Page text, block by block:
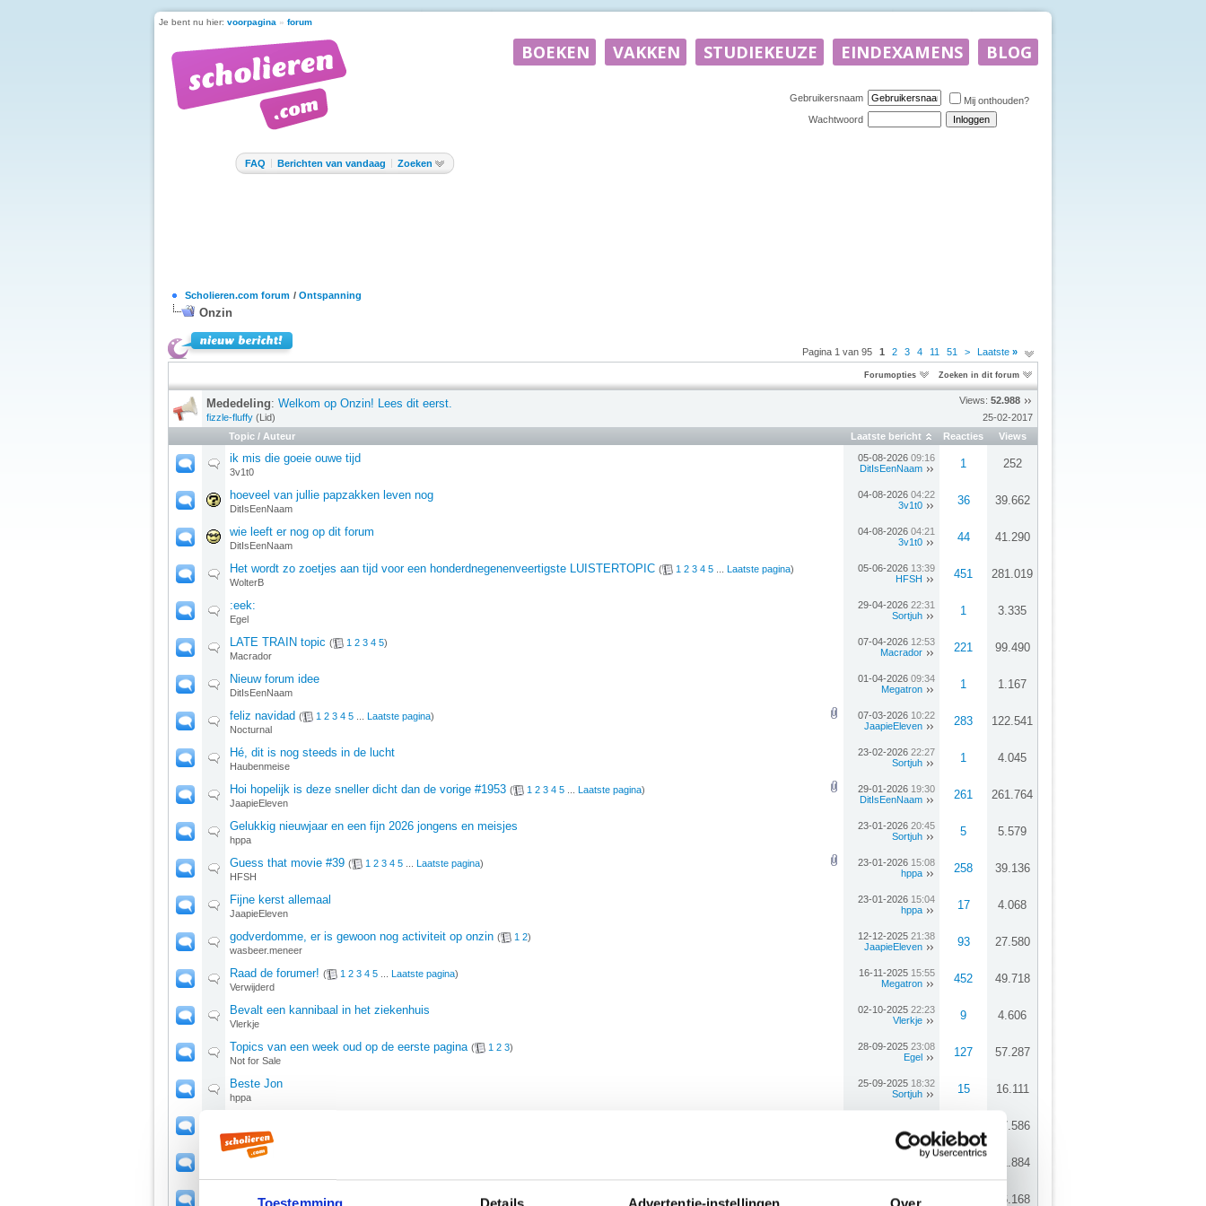
Je bent nu hier: voorpagina » forum
Gebruikersnaam
Mij onthouden?
Wachtwoord
FAQ Berichten van vandaag Zoeken
Scholieren.com forum / Ontspanning
Onzin
Pagina 1 van 95 1 2 3 4 11 51 > Laatste »
Forumopties Zoeken in dit forum
Views: 52.988
Mededeling: Welkom op Onzin! Lees dit eerst.
25-02-2017
fizzle-fluffy (Lid)
Topic / Auteur Laatste bericht Reacties Views
ik mis die goeie ouwe tijd
3v1t0
05-08-2026 09:16
DitIsEenNaam
1 252
hoeveel van jullie papzakken leven nog
DitIsEenNaam
04-08-2026 04:22
3v1t0
36 39.662
wie leeft er nog op dit forum
DitIsEenNaam
04-08-2026 04:21
3v1t0
44 41.290
Het wordt zo zoetjes aan tijd voor een honderdnegenenveertigste LUISTERTOPIC ( 1 2 3 4 5 Laatste pagina)
WolterB
05-06-2026 13:39
HFSH
451 281.019
:eek:
Egel
29-04-2026 22:31
Sortjuh
1 3.335
LATE TRAIN topic ( 1 2 3 4 5)
Macrador
07-04-2026 12:53
Macrador
221 99.490
Nieuw forum idee
DitIsEenNaam
01-04-2026 09:34
Megatron
1 1.167
feliz navidad ( 1 2 3 4 5 Laatste pagina)
Nocturnal
07-03-2026 10:22
JaapieEleven
283 122.541
Hé, dit is nog steeds in de lucht
Haubenmeise
23-02-2026 22:27
Sortjuh
1 4.045
Hoi hopelijk is deze sneller dicht dan de vorige #1953 ( 1 2 3 4 5 Laatste pagina)
JaapieEleven
29-01-2026 19:30
DitIsEenNaam
261 261.764
Gelukkig nieuwjaar en een fijn 2026 jongens en meisjes
hppa
23-01-2026 20:45
Sortjuh
5 5.579
Guess that movie #39 ( 1 2 3 4 5 Laatste pagina)
HFSH
23-01-2026 15:08
hppa
258 39.136
Fijne kerst allemaal
JaapieEleven
23-01-2026 15:04
hppa
17 4.068
godverdomme, er is gewoon nog activiteit op onzin ( 1 2)
wasbeer.meneer
12-12-2025 21:38
JaapieEleven
93 27.580
Raad de forumer! ( 1 2 3 4 5 Laatste pagina)
Verwijderd
16-11-2025 15:55
Megatron
452 49.718
Bevalt een kannibaal in het ziekenhuis
Vlerkje
02-10-2025 22:23
Vlerkje
9 4.606
Topics van een week oud op de eerste pagina ( 1 2 3)
Not for Sale
28-09-2025 23:08
Egel
127 57.287
Beste Jon
hppa
25-09-2025 18:32
Sortjuh
15 16.111
Vlerkje
Vlerkje
37.586
Verander jij je profielfoto van fb in blauw-wit-rood?
10:38
31.884
76.168